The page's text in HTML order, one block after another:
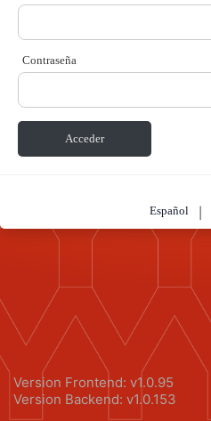
Contraseña
Acceder
Español
Version Frontend: v1.0.95
Version Backend: v1.0.153